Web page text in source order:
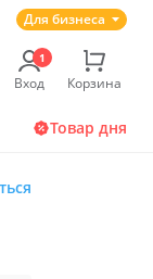
Для бизнеса
Вход Корзина
Товар дня